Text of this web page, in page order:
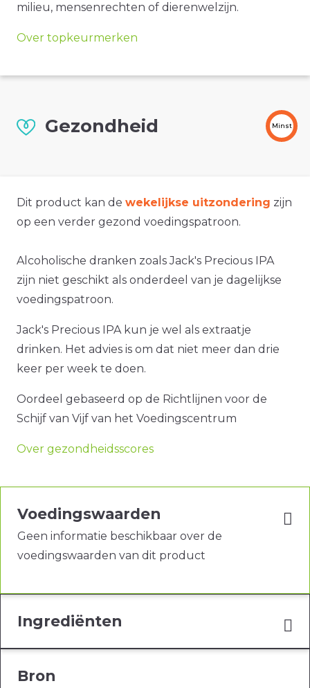
milieu, mensenrechten of dierenwelzijn.
Over topkeurmerken
Gezondheid Minst
Dit product kan de wekelijkse uitzondering zijn
op een verder gezond voedingspatroon.
Alcoholische dranken zoals Jack's Precious IPA
zijn niet geschikt als onderdeel van je dagelijkse
voedingspatroon.
Jack's Precious IPA kun je wel als extraatje
drinken. Het advies is om dat niet meer dan drie
keer per week te doen.
Oordeel gebaseerd op de Richtlijnen voor de
Schijf van Vijf van het Voedingscentrum
Over gezondheidsscores
Voedingswaarden
Geen informatie beschikbaar over de
voedingswaarden van dit product
Ingrediënten
Bron